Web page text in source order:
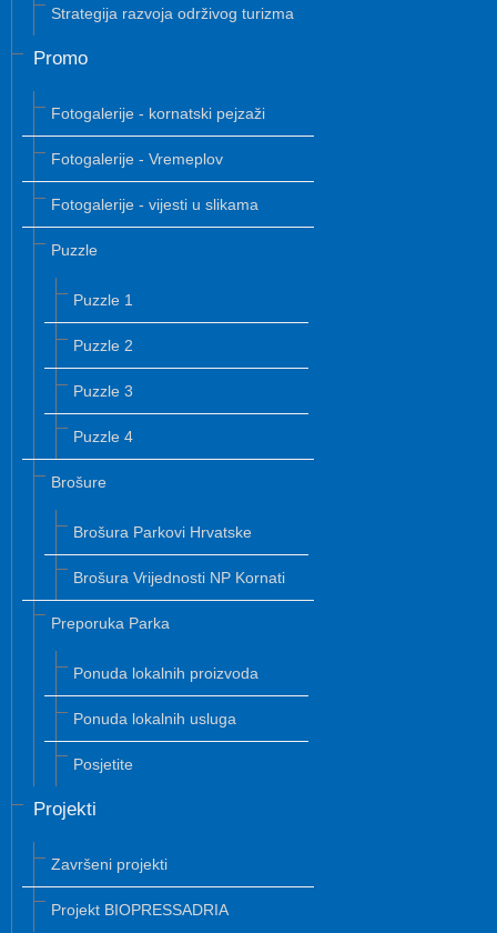
Strategija razvoja održivog turizma
Promo
Fotogalerije - kornatski pejzaži
Fotogalerije - Vremeplov
Fotogalerije - vijesti u slikama
Puzzle
Puzzle 1
Puzzle 2
Puzzle 3
Puzzle 4
Brošure
Brošura Parkovi Hrvatske
Brošura Vrijednosti NP Kornati
Preporuka Parka
Ponuda lokalnih proizvoda
Ponuda lokalnih usluga
Posjetite
Projekti
Završeni projekti
Projekt BIOPRESSADRIA